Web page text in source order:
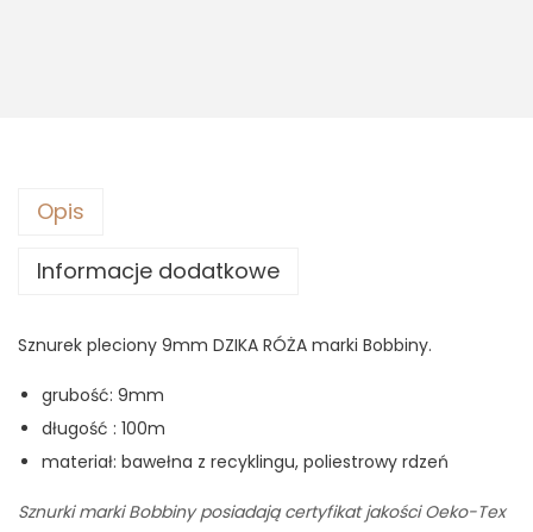
z
.
.
Opis
Informacje dodatkowe
Sznurek pleciony 9mm DZIKA RÓŻA marki Bobbiny.
grubość: 9mm
długość : 100m
materiał: bawełna z recyklingu, poliestrowy rdzeń
Sznurki marki Bobbiny posiadają certyfikat jakości Oeko-Tex